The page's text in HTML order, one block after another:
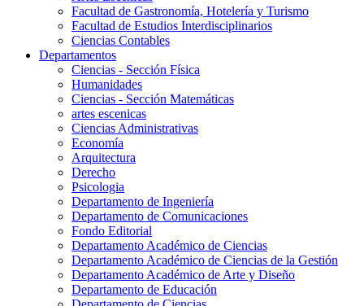
Facultad de Gastronomía, Hotelería y Turismo
Facultad de Estudios Interdisciplinarios
Ciencias Contables
Departamentos
Ciencias - Sección Física
Humanidades
Ciencias - Sección Matemáticas
artes escenicas
Ciencias Administrativas
Economía
Arquitectura
Derecho
Psicologia
Departamento de Ingeniería
Departamento de Comunicaciones
Fondo Editorial
Departamento Académico de Ciencias
Departamento Académico de Ciencias de la Gestión
Departamento Académico de Arte y Diseño
Departamento de Educación